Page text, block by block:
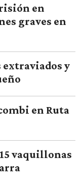
en
graves en
extraviados y
en Ruta
vaquillonas